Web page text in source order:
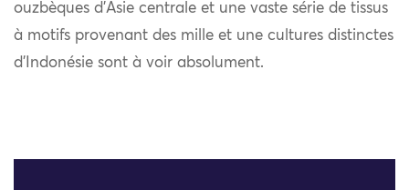
ouzbèques d’Asie centrale et une vaste série de tissus
à motifs provenant des mille et une cultures distinctes
d’Indonésie sont à voir absolument.